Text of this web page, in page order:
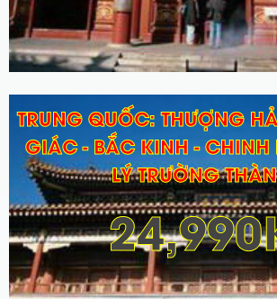
TRUNG QUỐC: THƯỢNG
GIÁC - BẮC KINH - CHINH
LÝ TRƯỜNG